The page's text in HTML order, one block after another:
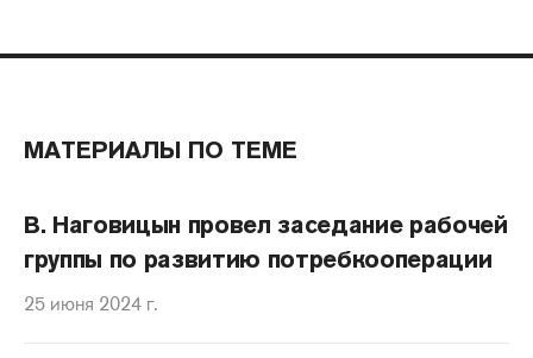
МАТЕРИАЛЫ ПО ТЕМЕ
В. Наговицын провел заседание рабочей
группы по развитию потребкооперации
25 июня 2024 г.